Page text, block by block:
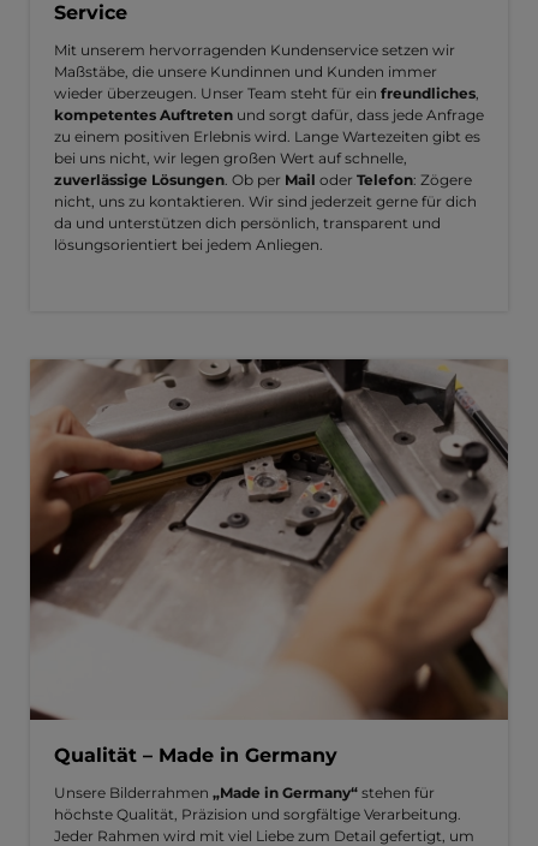
Service
Mit unserem hervorragenden Kundenservice setzen wir
Maßstäbe, die unsere Kundinnen und Kunden immer
wieder überzeugen. Unser Team steht für ein freundliches,
kompetentes Auftreten und sorgt dafür, dass jede Anfrage
zu einem positiven Erlebnis wird. Lange Wartezeiten gibt es
bei uns nicht, wir legen großen Wert auf schnelle,
zuverlässige Lösungen. Ob per Mail oder Telefon: Zögere
nicht, uns zu kontaktieren. Wir sind jederzeit gerne für dich
da und unterstützen dich persönlich, transparent und
lösungsorientiert bei jedem Anliegen.
Qualität – Made in Germany
Unsere Bilderrahmen „Made in Germany“ stehen für
höchste Qualität, Präzision und sorgfältige Verarbeitung.
Jeder Rahmen wird mit viel Liebe zum Detail gefertigt, um